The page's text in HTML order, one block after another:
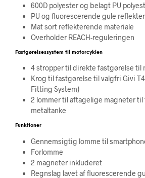
600D polyester og belagt PU
PU og fluorescerende gule
Mat sort reflekterende materiale
Overholder REACH-reguleringen
Fastgørelsessystem til motorcyklen
4 stropper til direkte fastgørelse til
Krog til fastgørelse til valgfri Givi
Fitting System)
2 lommer til aftagelige magneter
metaltanke
Funktioner
Gennemsigtig lomme til
Forlomme
2 magneter inkluderet
Regnslag lavet af fluorescerende